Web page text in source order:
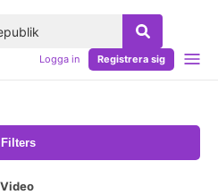
Logga in Registrera sig
Filters